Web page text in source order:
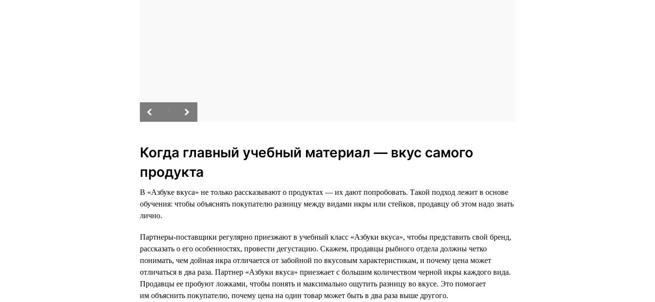
Когда главный учебный материал — вкус самого
продукта
В «Азбуке вкуса» не только рассказывают о продуктах — их дают попробовать. Такой подход лежит в основе
обучения: чтобы объяснять покупателю разницу между видами икры или стейков, продавцу об этом надо знать
лично.
Партнеры-поставщики регулярно приезжают в учебный класс «Азбуки вкуса», чтобы представить свой бренд,
рассказать о его особенностях, провести дегустацию. Скажем, продавцы рыбного отдела должны четко
понимать, чем дойная икра отличается от забойной по вкусовым характеристикам, и почему цена может
отличаться в два раза. Партнер «Азбуки вкуса» приезжает с большим количеством черной икры каждого вида.
Продавцы ее пробуют ложками, чтобы понять и максимально ощутить разницу во вкусе. Это помогает
им объяснить покупателю, почему цена на один товар может быть в два раза выше другого.